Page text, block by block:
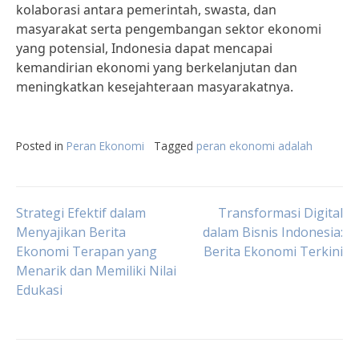
kolaborasi antara pemerintah, swasta, dan
masyarakat serta pengembangan sektor ekonomi
yang potensial, Indonesia dapat mencapai
kemandirian ekonomi yang berkelanjutan dan
meningkatkan kesejahteraan masyarakatnya.
Posted in Peran Ekonomi Tagged peran ekonomi adalah
Post
navigation
Strategi Efektif dalam
Menyajikan Berita
Ekonomi Terapan yang
Menarik dan Memiliki Nilai
Edukasi
Transformasi Digital
dalam Bisnis Indonesia:
Berita Ekonomi Terkini